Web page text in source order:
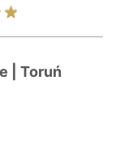
| Toruń